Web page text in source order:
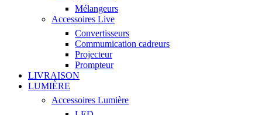
Mélangeurs
Accessoires Live
Convertisseurs
Commumication cadreurs
Projecteur
Prompteur
LIVRAISON
LUMIÈRE
Accessoires Lumière